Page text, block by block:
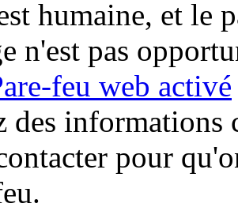
humaine, et le
n'est pas
feu web activé
des informations
pour